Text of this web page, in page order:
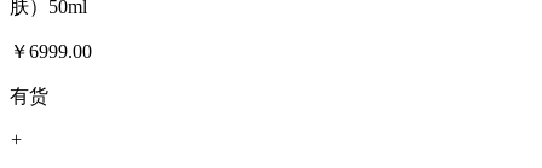
￥6999.00
有货
+